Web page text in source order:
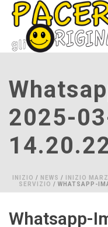
2025-
INIZIO / NEWS /
INIZIO
SERVIZIO / WHATSAPP-
Whatsapp-